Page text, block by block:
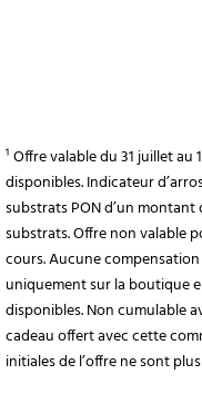
¹ Offre valable du 31 juillet
disponibles. Indicateur
substrats PON d’un montant
substrats. Offre non valable
cours. Aucune
uniquement sur la boutique
disponibles. Non cumulable
cadeau offert avec cette
initiales de l’offre ne sont